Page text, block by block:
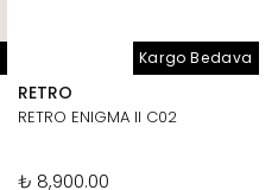
Kargo Bedava
RETRO
RETRO ENIGMA II C02
₺ 8,900.00